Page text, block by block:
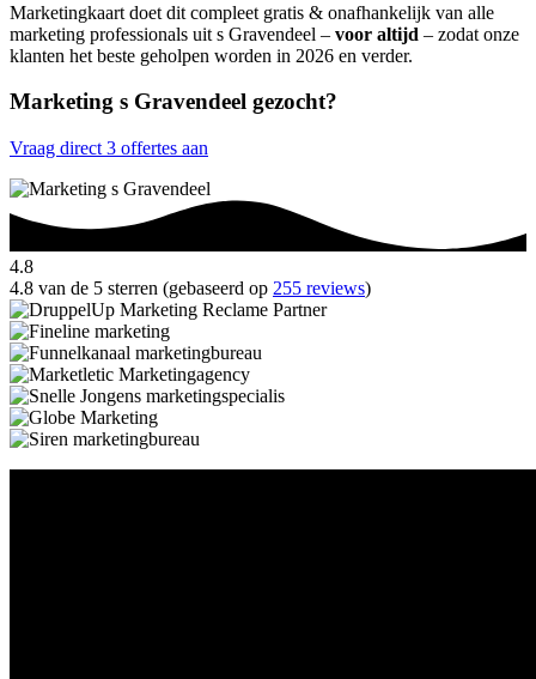
Marketingkaart doet dit compleet gratis & onafhankelijk van alle
marketing professionals uit s Gravendeel – voor altijd – zodat onze
klanten het beste geholpen worden in 2026 en verder.
Marketing s Gravendeel gezocht?
Vraag direct 3 offertes aan
4.8
4.8 van de 5 sterren (gebaseerd op 255 reviews)